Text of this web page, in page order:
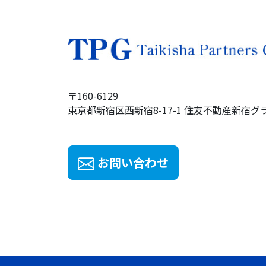
〒160-6129
東京都新宿区西新宿8-17-1 住友不動産新宿グ
お問い合わせ